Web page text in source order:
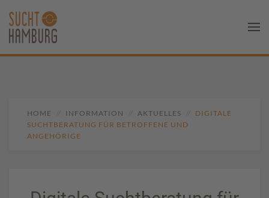
HOME INFORMATION AKTUELLES
DIGITALE
SUCHTBERATUNG FÜR BETROFFENE UND
ANGEHÖRIGE